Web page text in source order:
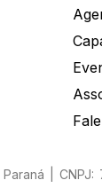
| CNPJ: